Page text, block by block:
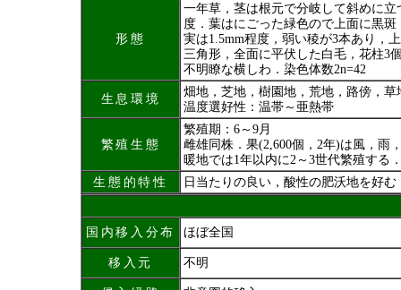
形態
一年草，茎は根元で分岐して斜めに立
度．葉はにごった緑色ので上面に黒
実は1.5mm程度，弱い稜が3本あり，
三角形，全面に平伏した白毛，花柱3
不明瞭な横しわ．染色体数2n=42
生息環境
畑地，芝地，樹園地，荒地，路傍，草
温度選好性：温帯～亜熱帯
繁殖生態
繁殖期：6～9月
雌雄同株．果(2,600個，2年)は風，雨
暖地では1年以内に2～3世代繁殖する
生態的特性
日当たりの良い，酸性の肥沃地を好む
国内移入分布 ほぼ全国
移入元 不明